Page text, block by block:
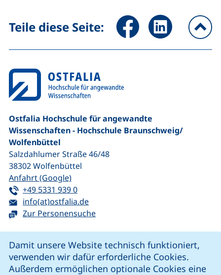
Damit unsere Website technisch funktioniert,
verwenden wir dafür erforderliche Cookies.
Außerdem ermöglichen optionale Cookies eine
Teile diese Seite: Seite über Facebook teilen
Seite über
Ostfalia Hochschule für angewandte
Wissenschaften - Hochschule Braunschweig/​
Wolfenbüttel
Salzdahlumer Straße 46/48
38302Wolfenbüttel
Anfahrt (Google)(externer Link, öffnet neues Fenster)
Tel:
+49 5331 939 0(startet einen Telefonanruf, wenn Ihr
E-Mail:
info(at)ostfalia.de(öffnet Ihr E-Mail-Programm)
Zur Personensuche
unsere Facebook-Seite (externer Link, öffnet neues
unsere LinkedIn-Seite (externer Link, öffnet
unsere Instagram-Seite (externer Link,
unsere YouTube-Seite (externer